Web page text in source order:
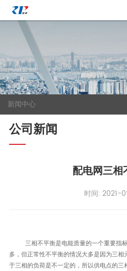
新闻中心
公司新闻
配电网三相
时间: 2021-
三相不平衡是电能质量的一个重要指
多，但正常性不平衡的情况大多是因为三
于三相的负荷是不一定的，所以供电点的